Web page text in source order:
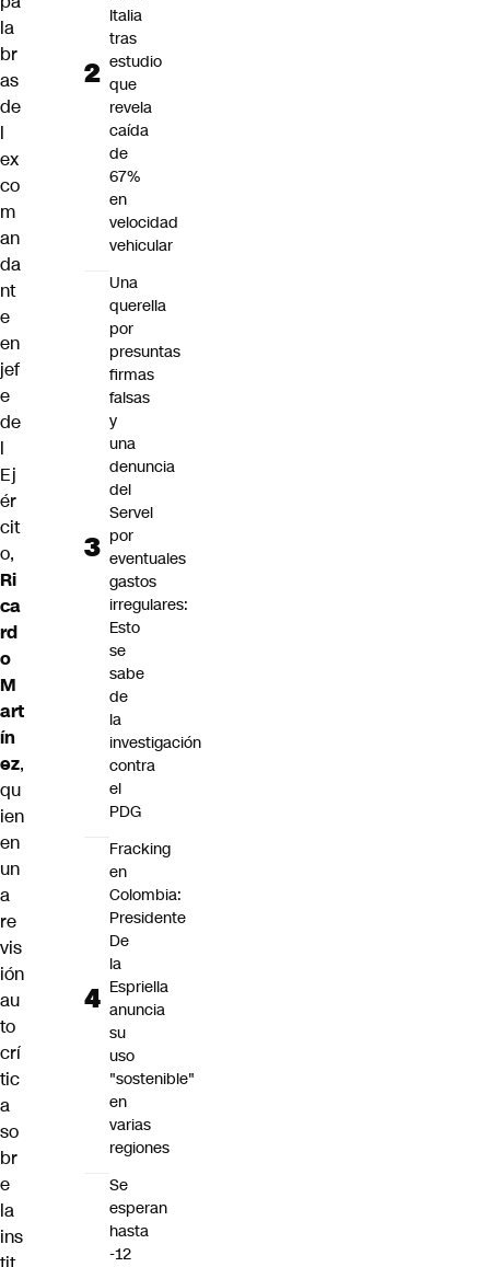
la
br
as
de
l
ex
co
m
an
da
nt
e
en
jef
e
de
l
Ej
ér
cit
o,
Ri
ca
rd
o
M
art
ín
ez,
qu
ien
en
un
a
re
vis
ión
au
to
crí
tic
a
so
br
e
la
ins
Italia
tras
estudio
que
revela
caída
de
67%
en
velocidad
vehicular
Una
querella
por
presuntas
firmas
falsas
y
una
denuncia
del
Servel
por
eventuales
gastos
irregulares:
Esto
se
sabe
de
la
investigación
contra
el
PDG
Fracking
en
Colombia:
Presidente
De
la
Espriella
anuncia
su
uso
"sostenible"
en
varias
regiones
Se
esperan
hasta
-12